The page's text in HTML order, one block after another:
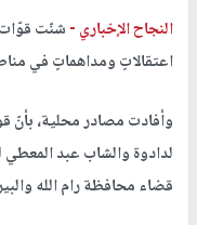
النجاح الإخباري -شنّت قوّات
اعتقالاتٍ ومداهماتٍ في
وأفادت مصادر محلية، بأنّ
لدادوة والشاب عبد المعطي
قضاء محافظة رام الله